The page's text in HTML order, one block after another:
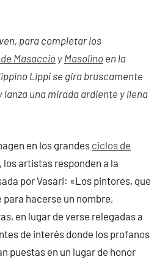
para completar los
Masaccio y Masolino en la
Lippi se gira bruscamente
lanza una mirada ardiente y llena
en los grandes ciclos de
, los artistas responden a la
por Vasari: «Los pintores, que
hacerse un nombre,
en lugar de verse relegadas a
de interés donde los profanos
puestas en un lugar de honor